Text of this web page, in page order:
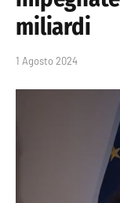
miliardi
1 Agosto 2024